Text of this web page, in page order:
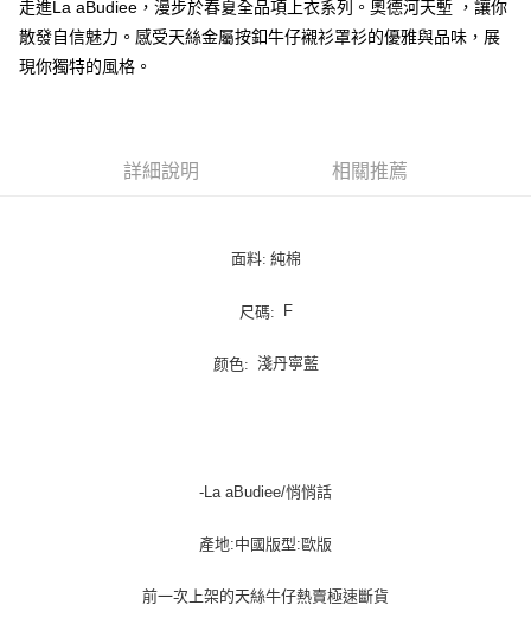
運送方式
付款後全家純取貨
每筆NT$100，滿NT$1,500(含以上)免運費
每筆NT$100，滿NT$1,000(含以上)免運費
走進La aBudiee，漫步於春夏全品項上衣系列。奧德河天塹 ，讓你
散發自信魅力。感受天絲金屬按釦牛仔襯衫罩衫的優雅與品味，展
現你獨特的風格。
詳細說明 相關推薦
面料: 純棉
尺碼: F
颜色: 淺丹寧藍
-La aBudiee/悄悄話
產地:中國版型:歐版
前一次上架的天絲牛仔熱賣極速斷貨